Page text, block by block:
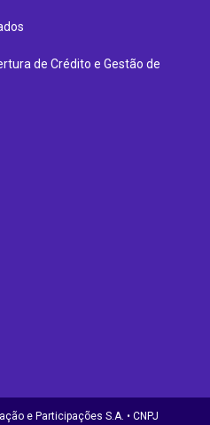
de Crédito e Gestão de
e Participações S.A. • CNPJ